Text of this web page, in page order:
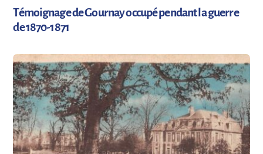
Témoignage de Gournay occupé pendant la guerre
de 1870-1871